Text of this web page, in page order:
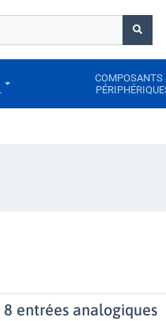
COMPOSANTS
entrées analogiques